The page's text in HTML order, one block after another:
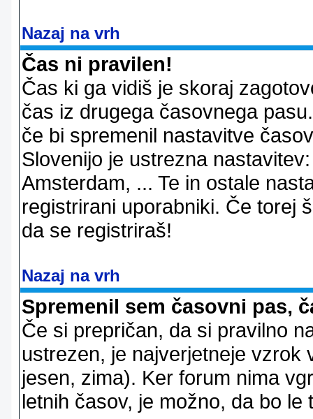
Nazaj na vrh
Čas ni pravilen!
Čas ki ga vidiš je skoraj
čas iz drugega časovnega
če bi spremenil nastavitve
Slovenijo je ustrezna
Amsterdam, ... Te in ostale
registrirani uporabniki. Če torej
da se registriraš!
Nazaj na vrh
Spremenil sem časovni pas,
Če si prepričan, da si pravilno
ustrezen, je najverjetneje vzrok
jesen, zima). Ker forum nima
letnih časov, je možno, da bo le